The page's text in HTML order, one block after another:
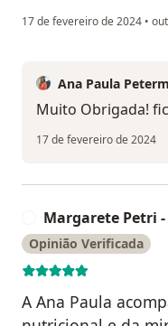
17 de fevereiro de 2024 •
Ana Paula
Muito Obrigada!
17 de fevereiro de 2024
Margarete Petri
Opinião Verificada
A Ana Paula